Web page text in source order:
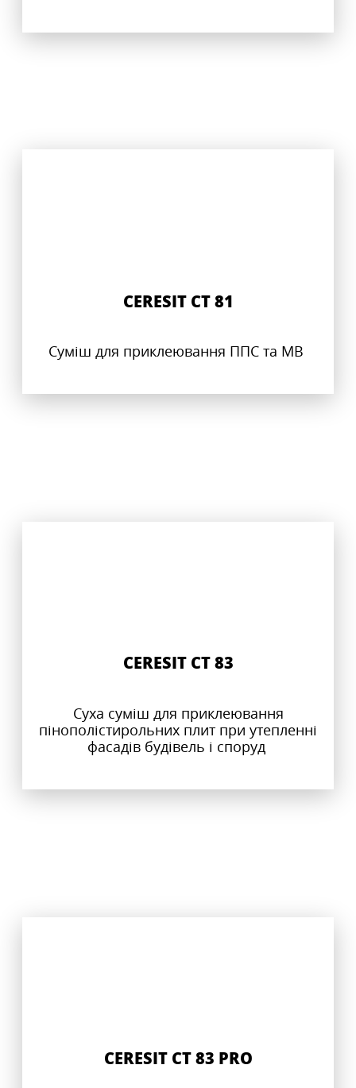
CERESIT CT 81
Суміш для приклеювання ППС та МВ
CERESIT CT 83
Суха суміш для приклеювання
пінополістирольних плит при утепленні
фасадів будівель і споруд
CERESIT CT 83 PRO